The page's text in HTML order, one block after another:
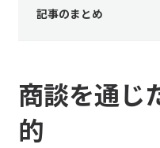
記事のまとめ
商談を通じ
的